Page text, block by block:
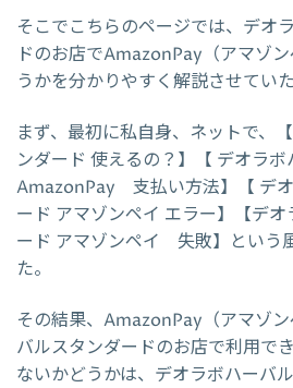
そこでこちらのページでは、デオ
ドのお店でAmazonPay（アマゾ
うかを分かりやすく解説させていた
まず、最初に私自身、ネットで、
ンダード 使えるの？】【 デオラ
AmazonPay 支払い方法】【 デ
ード アマゾンペイ エラー】【デ
ード アマゾンペイ 失敗】という
た。
その結果、AmazonPay（アマゾ
バルスタンダードのお店で利用で
ないかどうかは、デオラボハーバ